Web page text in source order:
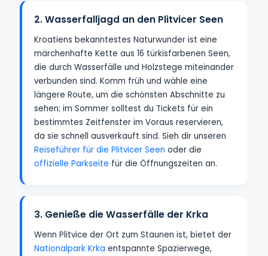
2. Wasserfalljagd an den Plitvicer Seen
Kroatiens bekanntestes Naturwunder ist eine
märchenhafte Kette aus 16 türkisfarbenen Seen,
die durch Wasserfälle und Holzstege miteinander
verbunden sind. Komm früh und wähle eine
längere Route, um die schönsten Abschnitte zu
sehen; im Sommer solltest du Tickets für ein
bestimmtes Zeitfenster im Voraus reservieren,
da sie schnell ausverkauft sind. Sieh dir unseren
Reiseführer für die Plitvicer Seen oder die
offizielle Parkseite für die Öffnungszeiten an.
3. Genieße die Wasserfälle der Krka
Wenn Plitvice der Ort zum Staunen ist, bietet der
Nationalpark Krka entspannte Spazierwege,